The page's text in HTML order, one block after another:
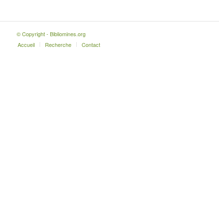
© Copyright - Bibliomines.org
Accueil
Recherche Contact